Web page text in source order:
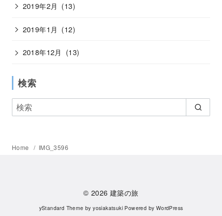
2019年2月 (13)
2019年1月 (12)
2018年12月 (13)
検索
Home IMG_3596
© 2026建築の旅
yStandard Theme byyosiakatsuki Powered by WordPress